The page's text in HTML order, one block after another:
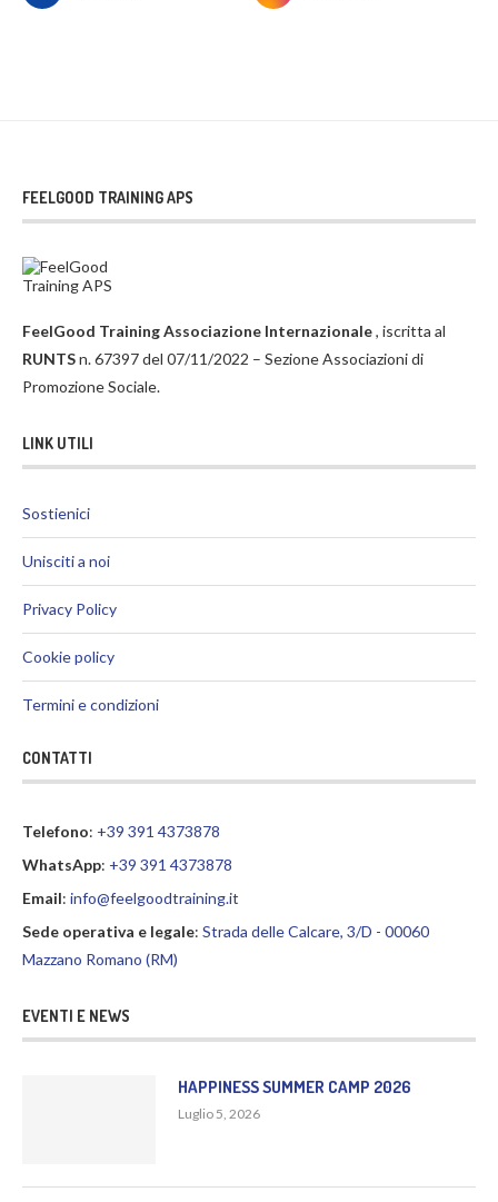
FEELGOOD TRAINING APS
FeelGood Training Associazione Internazionale, iscritta al
RUNTSn. 67397 del 07/11/2022 – Sezione Associazioni di
Promozione Sociale.
LINK UTILI
Sostienici
Unisciti a noi
Privacy Policy
Cookie policy
Termini e condizioni
CONTATTI
Telefono: +39 391 4373878
WhatsApp: +39 391 4373878
Email: info@feelgoodtraining.it
Sede operativa e legale: Strada delle Calcare, 3/D - 00060
Mazzano Romano (RM)
EVENTI E NEWS
HAPPINESS SUMMER CAMP 2026
Luglio 5, 2026